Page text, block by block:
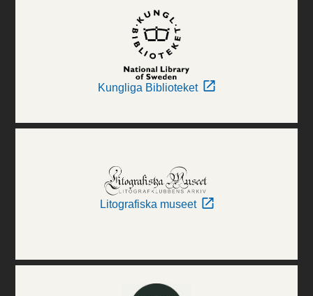
Kungliga Biblioteket
Litografiska museet